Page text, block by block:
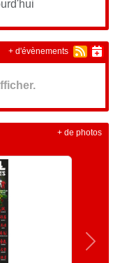
+ d'évènements
+ de photos